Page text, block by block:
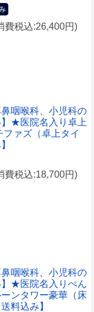
費税込:26,400円)
鼻咽喉科、小児科の
】★医院名入り卓上
ファズ（卓上タイ
費税込:18,700円)
鼻咽喉科、小児科の
】★医院名入りぺん
ンタワー豪華（床
料込み】